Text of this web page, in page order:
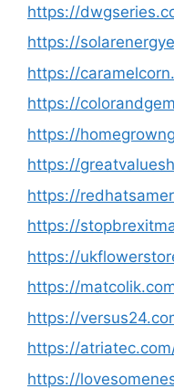
https://
https://
https://
https://
https://
https://
https://
https://
https://
https://
https://
https://
https://